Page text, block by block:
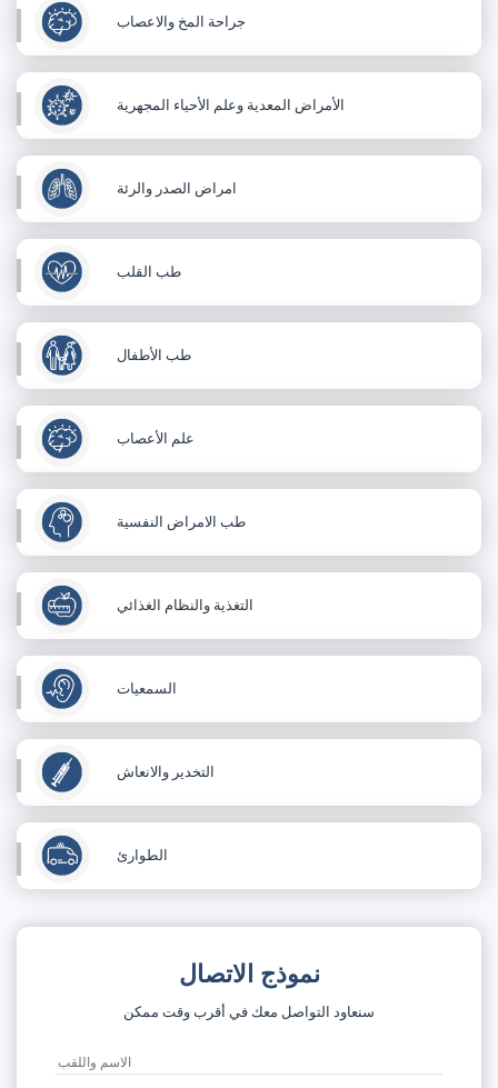
جراحة المخ والاعصاب
الأمراض المعدية وعلم الأحياء المجهرية
امراض الصدر والرئة
طب القلب
طب الأطفال
علم الأعصاب
طب الامراض النفسية
التغذية والنظام الغذائي
السمعيات
التخدير والانعاش
الطوارئ
نموذج الاتصال
سنعاود التواصل معك في أقرب وقت ممكن